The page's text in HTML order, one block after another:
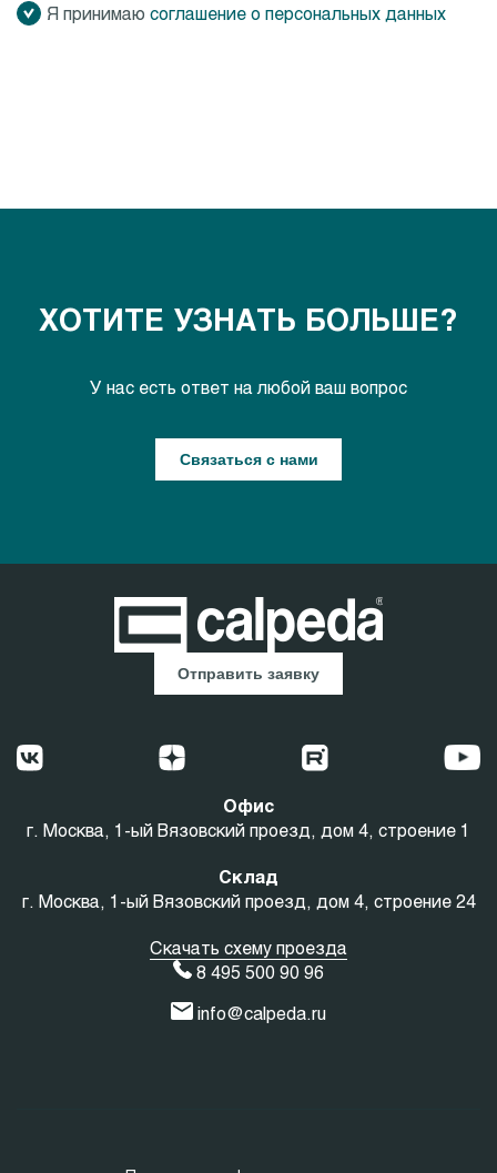
Я принимаю соглашение о персональных данных
ХОТИТЕ УЗНАТЬ БОЛЬШЕ?
У нас есть ответ на любой ваш вопрос
Связаться с нами
Отправить заявку
Офис
г. Москва, 1-ый Вязовский проезд, дом 4, строение 1
Склад
г. Москва, 1-ый Вязовский проезд, дом 4, строение 24
Скачать схему проезда
8 495 500 90 96
info@calpeda.ru